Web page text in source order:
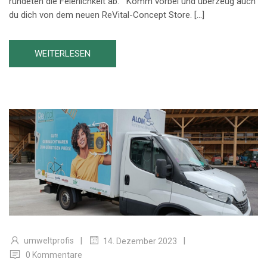
du dich von dem neuen ReVital-Concept Store. […]
WEITERLESEN
umweltprofis | 14. Dezember 2023 |
0 Kommentare